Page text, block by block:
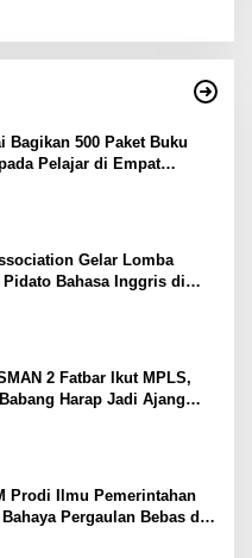
Bagikan 500 Paket Buku
Pelajar di Empat
Gelar Lomba
Bahasa Inggris di
2 Fatbar Ikut MPLS,
Harap Jadi Ajang
Prodi Ilmu Pemerintahan
Pergaulan Bebas di